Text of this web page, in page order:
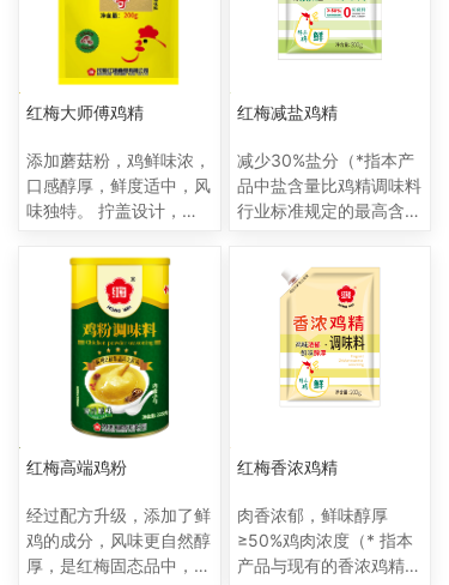
红梅大师傅鸡精
添加蘑菇粉，鸡鲜味浓，
口感醇厚，鲜度适中，风
味独特。 拧盖设计，不
红梅减盐鸡精
减少30%盐分（*指本产
品中盐含量比鸡精调味料
行业标准规定的最高含盐
（* 指鸡肉粉、鸡油、味
精、5′-呈味核苷酸二钠
等在产品中添加量不少于
50%）； 0防腐剂（苯甲
酸钠、山梨酸钾）（* 指
标准检出限，含量
红梅高端鸡粉
经过配方升级，添加了鲜
鸡的成分，风味更自然醇
厚，是红梅固态品中，高
红梅香浓鸡精
肉香浓郁，鲜味醇厚
≥50%鸡肉浓度（* 指本
产品与现有的香浓鸡精比